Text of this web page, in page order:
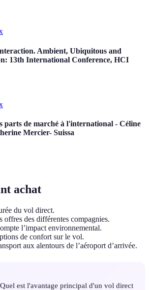
Ambient, Ubiquitous and
13th International Conference, HCI
parts de marché à l'international - Céline
Mercier- Suissa
achat
du vol direct.
offres des différentes compagnies.
l’impact environnemental.
de confort sur le vol.
aux alentours de l’aéroport d’arrivée.
Quel est l'avantage principal d'un vol direct